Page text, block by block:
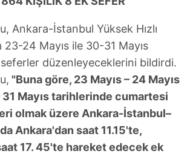
Ankara-İstanbul Yüksek Hızlı
23-24 Mayıs ile 30-31 Mayıs
düzenleyeceklerini bildirdi.
"Buna göre, 23 Mayıs – 24 Mayıs
31 Mayıs tarihlerinde cumartesi
olmak üzere Ankara-İstanbul–
Ankara'dan saat 11.15'te,
17. 45'te hareket edecek ek